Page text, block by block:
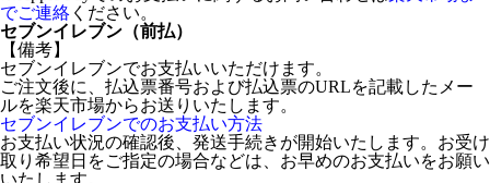
でご連絡 ください。
セブンイレブン（前払）
【備考】
セブンイレブンでお支払いいただけます。
ご注文後に、払込票番号および払込票のURLを記載したメー
ルを楽天市場からお送りいたします。
セブンイレブンでのお支払い方法
お支払い状況の確認後、発送手続きが開始いたします。お受け
取り希望日をご指定の場合などは、お早めのお支払いをお願い